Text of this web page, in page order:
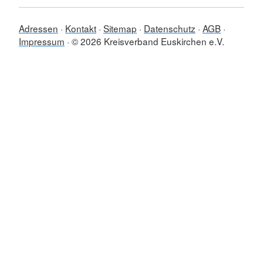
Adressen Kontakt Sitemap Datenschutz AGB
Impressum © 2026 Kreisverband Euskirchen e.V.